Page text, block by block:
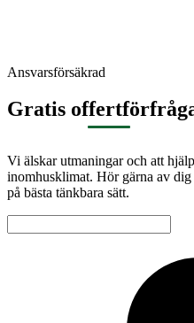
Ansvarsförsäkrad
Gratis
Vi älskar utmaningar och att
inomhusklimat. Hör gärna av
på bästa tänkbara sätt.